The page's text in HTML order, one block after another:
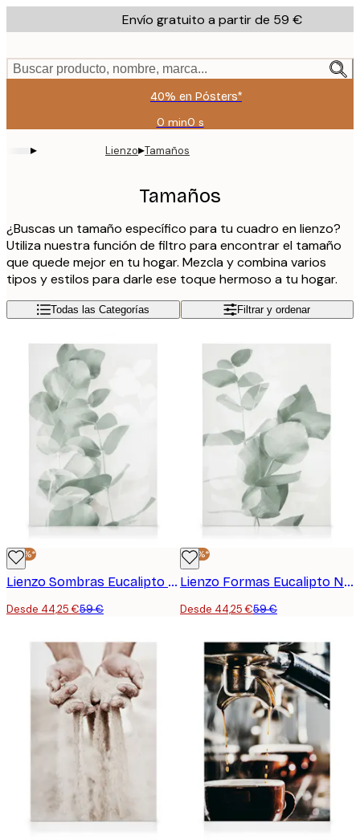
to
content.
Envío gratuito a partir de 59 €
Buscar producto, nombre, marca...
40% en Pósters*
0 min0 s
Válido
2026-
09
▸ Lienzo▸Tamaños
Tamaños
¿Buscas un tamaño específico para tu cuadro en lienzo?
Utiliza nuestra función de filtro para encontrar el tamaño
que quede mejor en tu hogar. Mezcla y combina varios
tipos y estilos para darle ese toque hermoso a tu hogar.
Todas las Categorías Filtrar y ordenar
-25%*
Lienzo Sombras Eucalipto Nº1
Desde 44,25 €59 €
-25%*
Lienzo Formas Eucalipto Nº2
Desde 44,25 €59 €